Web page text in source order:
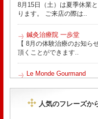
8月15日（土）は夏季休業
ります。 ご来店の際は..
鍼灸治療院 一歩堂
【 8月の体験治療のお知
頂くことができます..
Le Monde Gourmand
人気のフレーズか